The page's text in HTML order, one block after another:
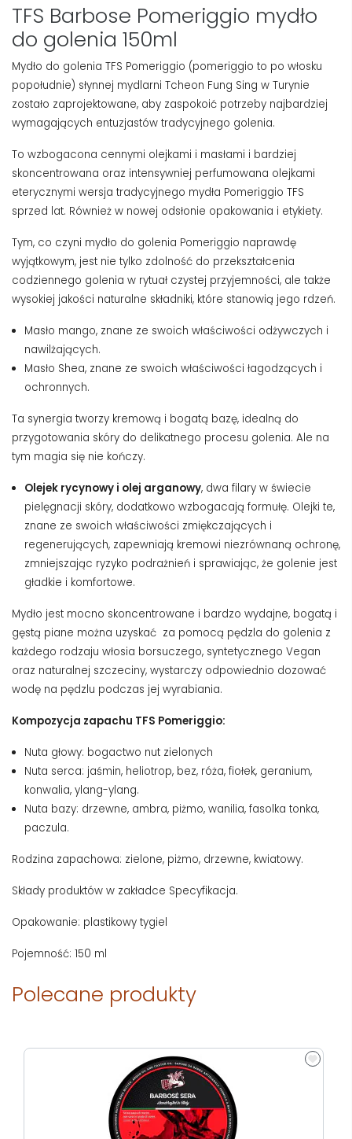
TFS Barbose Pomeriggio mydło
do golenia 150ml
Mydło do golenia TFS Pomeriggio (pomeriggio to po włosku
popołudnie) słynnej mydlarni Tcheon Fung Sing w Turynie
zostało zaprojektowane, aby zaspokoić potrzeby najbardziej
wymagających entuzjastów tradycyjnego golenia.
To wzbogacona cennymi olejkami i masłami i bardziej
skoncentrowana oraz intensywniej perfumowana olejkami
eterycznymi wersja tradycyjnego mydła Pomeriggio TFS
sprzed lat. Również w nowej odsłonie opakowania i etykiety.
Tym, co czyni mydło do golenia ​​Pomeriggio naprawdę
wyjątkowym, jest nie tylko zdolność do przekształcenia
codziennego golenia w rytuał czystej przyjemności, ale także
wysokiej jakości naturalne składniki, które stanowią jego rdzeń.
Masło mango, znane ze swoich właściwości odżywczych i
nawilżających.
Masło Shea, znane ze swoich właściwości łagodzących i
ochronnych.
Ta synergia tworzy kremową i bogatą bazę, idealną do
przygotowania skóry do delikatnego procesu golenia. Ale na
tym magia się nie kończy.
Olejek rycynowy i olej arganowy, dwa filary w świecie
pielęgnacji skóry, dodatkowo wzbogacają formułę. Olejki te,
znane ze swoich właściwości zmiękczających i
regenerujących, zapewniają kremowi niezrównaną ochronę,
zmniejszając ryzyko podrażnień i sprawiając, że golenie jest
gładkie i komfortowe.
Mydło jest mocno skoncentrowane i bardzo wydajne, bogatą i
gęstą piane można uzyskać za pomocą pędzla do golenia z
każdego rodzaju włosia borsuczego, syntetycznego Vegan
oraz naturalnej szczeciny, wystarczy odpowiednio dozować
wodę na pędzlu podczas jej wyrabiania.
Kompozycja zapachu TFS Pomeriggio:
Nuta głowy: bogactwo nut zielonych
Nuta serca: jaśmin, heliotrop, bez, róża, fiołek, geranium,
konwalia, ylang-ylang.
Nuta bazy: drzewne, ambra, piżmo, wanilia, fasolka tonka,
paczula.
Rodzina zapachowa: zielone, piżmo, drzewne, kwiatowy.
Składy produktów w zakładce Specyfikacja.
Opakowanie: plastikowy tygiel
Pojemność: 150 ml
Polecane produkty